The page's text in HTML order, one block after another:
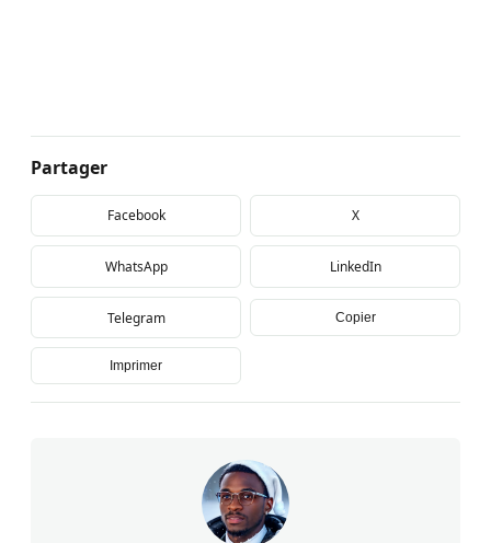
Partager
Facebook X
WhatsApp LinkedIn
Telegram Copier
Imprimer